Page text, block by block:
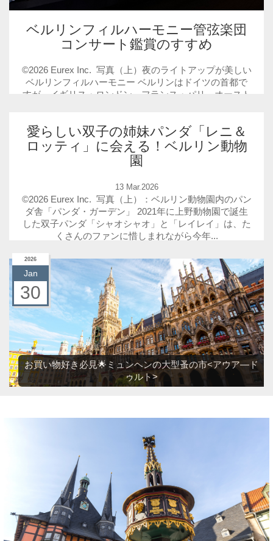
ベルリンフィルハーモニー管弦楽団
コンサート鑑賞のすすめ
©2026 Eurex Inc. 写真（上）夜のライトアップが美しい
ベルリンフィルハーモニー ベルリンはドイツの首都で
すが、イギリス・ロンドン、フランス・パリ、オースト
愛らしい双子の姉妹パンダ「レニ＆
ロッティ」に会える！ベルリン動物
園
13 Mar.2026
©2026 Eurex Inc. 写真（上）：ベルリン動物園内のパン
ダ舎「パンダ・ガーデン」 2021年に上野動物園で誕生
した双子パンダ「シャオシャオ」と「レイレイ」は、た
くさんのファンに惜しまれながら今年...
2026
Jan
30
お買い物好き必見🌟ミュンヘンの大型蚤の市<アウア―ド
ゥルト>